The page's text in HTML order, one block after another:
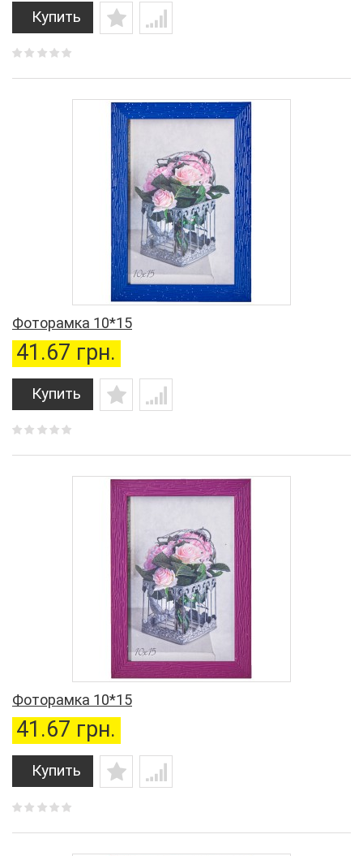
Купить
Фоторамка 10*15
41.67 грн.
Купить
Фоторамка 10*15
41.67 грн.
Купить